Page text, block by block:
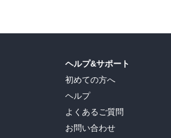
ヘルプ&サポート
初めての方へ
ヘルプ
よくあるご質問
お問い合わせ